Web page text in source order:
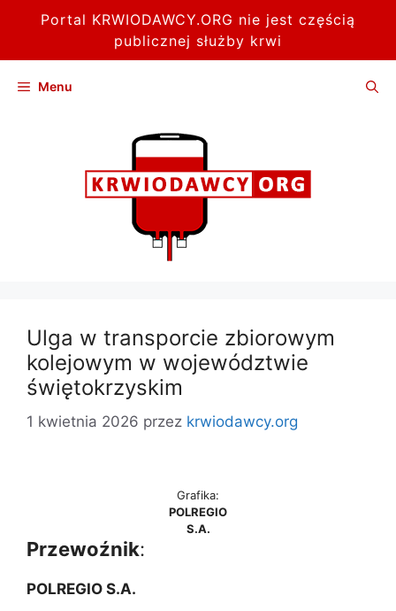
Portal KRWIODAWCY.ORG nie jest częścią
publicznej służby krwi
Menu
Ulga w transporcie zbiorowym
kolejowym w województwie
świętokrzyskim
1 kwietnia 2026 przez krwiodawcy.org
Grafika:
POLREGIO
S.A.
Przewoźnik:
POLREGIO S.A.